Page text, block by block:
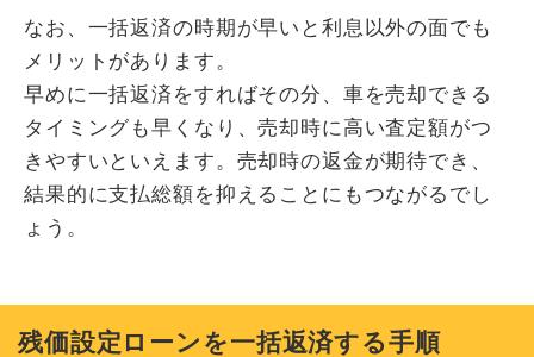
なお、一括返済の時期が早いと利息以外の面でも
メリットがあります。
早めに一括返済をすればその分、車を売却できる
タイミングも早くなり、売却時に高い査定額がつ
きやすいといえます。売却時の返金が期待でき、
結果的に支払総額を抑えることにもつながるでし
ょう。
残価設定ローンを一括返済する手順